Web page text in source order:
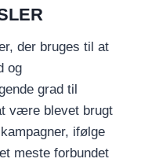
der bruges til at
og
grad til
være blevet brugt
ifølge
meste forbundet